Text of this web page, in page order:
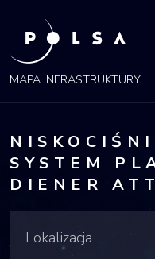
POLSA
MAPA
MAPA INFRASTRUKTURY
SYSTEM
DIENER
Lokalizacja